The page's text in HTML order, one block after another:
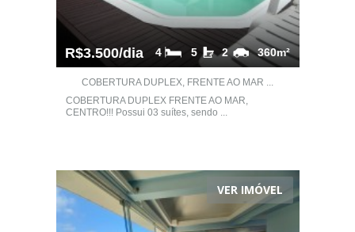
R$3.500/dia 360m²
2
5
4
COBERTURA DUPLEX, FRENTE AO MAR ...
COBERTURA DUPLEX FRENTE AO MAR,
CENTRO!!! Possui 03 suítes, sendo ...
VER IMÓVEL